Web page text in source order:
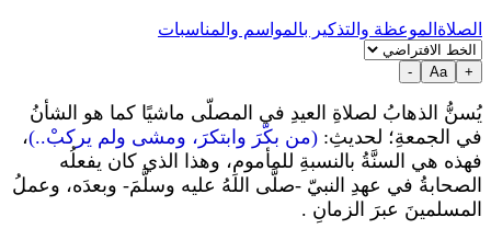
الصلاة الموعظة والتذكير بالمواسم والمناسبات
+
Aa
-
يُسنُّ الذهابُ لصلاةِ العيدِ في المصلّى ماشيًا كما هو الشأنُ
في الجمعةِ؛ لحديثِ: (من بكّرَ وابتكرَ، ومشى ولم يركبْ..)،
فهذه هي السنَّةُ بالنسبةِ للمأمومِ، وهذا الذي كان يفعلُه
الصحابةُ في عهدِ النبيّ -صلَّى اللهُ عليه وسلَّمَ- وبعدَه، وعملُ
المسلمينَ عبرَ الزمانِ .